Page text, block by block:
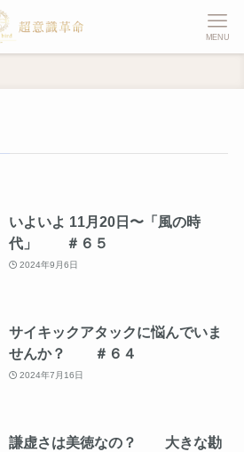
MENU
いよいよ 11月20日〜「風の時
代」 ＃６５
2024年9月6日
サイキックアタックに悩んでいま
せんか？ ＃６４
2024年7月16日
謙虚さは美徳なの？ 大きな勘